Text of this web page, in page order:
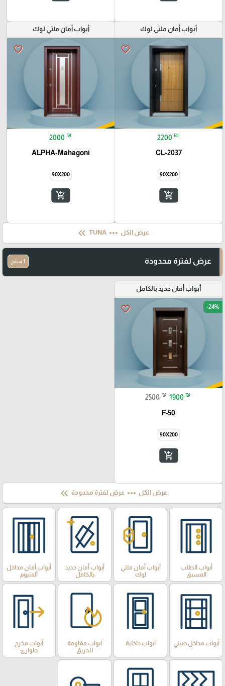
أبواب أمان ملتي لوك
favorite_border
2200 ₪
CL-2037
90X200
add_shopping_cart
أبواب أمان ملتي لوك
favorite_border
2000 ₪
ALPHA-Mahagoni
90X200
add_shopping_cart
عرض الكل more_horiz
keyboard_double_arrow_left
عرض لفترة محدودة 1 منتج
أبواب أمان حديد بالكامل
favorite_border -24%
2500 ₪ 1900 ₪
F-50
90X200
add_shopping_cart
عرض الكل more_horiz عرض لفترة محدودة keyboard_double_arrow_left
أبواب الطلب
المسبق
أبواب أمان ملتي
لوك
أبواب أمان حديد
بالكامل
أبواب أمان مداخل
ألمنيوم
أبواب مداخل صيني أبواب داخلية
أبواب مقاومة
للحريق
أبواب مخرج
طوارئ